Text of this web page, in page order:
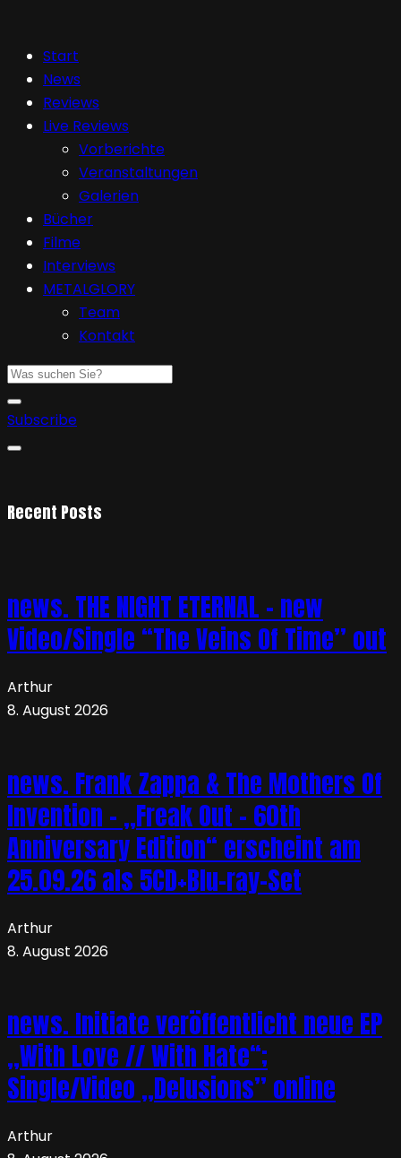
Start
News
Reviews
Live Reviews
Vorberichte
Veranstaltungen
Galerien
Bücher
Filme
Interviews
METALGLORY
Team
Kontakt
Subscribe
Recent Posts
news. THE NIGHT ETERNAL – new
Video/Single “The Veins Of Time” out
Arthur
8. August 2026
news. Frank Zappa & The Mothers Of
Invention – „Freak Out – 60th
Anniversary Edition“ erscheint am
25.09.26 als 5CD+Blu-ray-Set
Arthur
8. August 2026
news. Initiate veröffentlicht neue EP
„With Love // With Hate“;
Single/Video „Delusions” online
Arthur